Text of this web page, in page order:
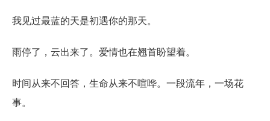
我见过最蓝的天是初遇你的那天。
雨停了，云出来了。爱情也在翘首盼望着。
时间从来不回答，生命从来不喧哗。一段流年，一场花
事。